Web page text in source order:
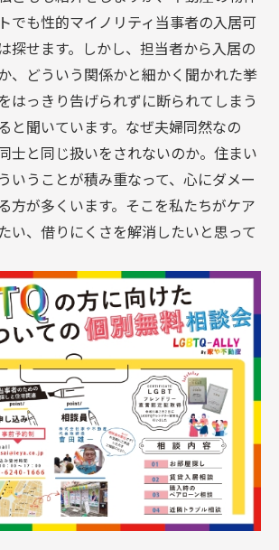
でも性的マイノリティ当事者の入居可
探せます。しかし、担当者から入居の
、どういう関係かと細かく聞かれた挙
はっきり告げられずに断られてしまう
と聞いています。なぜ夫婦同然なの
士と同じ扱いをされないのか。住まい
いうことが積み重なって、心にダメー
方が多くいます。そこを私たちがケア
い、借りにくさを解消したいと思って